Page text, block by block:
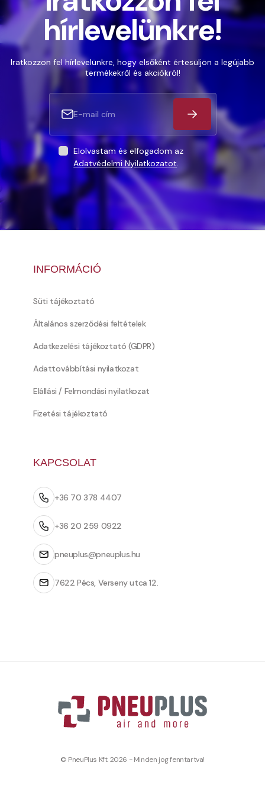
hírlevelünkre!
Iratkozzon fel hírlevelünkre, hogy elsőként értesüljön a legújabb
termékekről és akciókról!
Elolvastam és elfogadom az
Adatvédelmi Nyilatkozatot.
INFORMÁCIÓ
Süti tájékoztató
Általános szerződési feltételek
Adatkezelési tájékoztató (GDPR)
Adattovábbítási nyilatkozat
Elállási / Felmondási nyilatkozat
Fizetési tájékoztató
KAPCSOLAT
+36 70 378 4407
+36 20 259 0922
pneuplus@pneuplus.hu
7622 Pécs, Verseny utca 12.
© PneuPlus Kft. 2026 - Minden jog fenntartva!